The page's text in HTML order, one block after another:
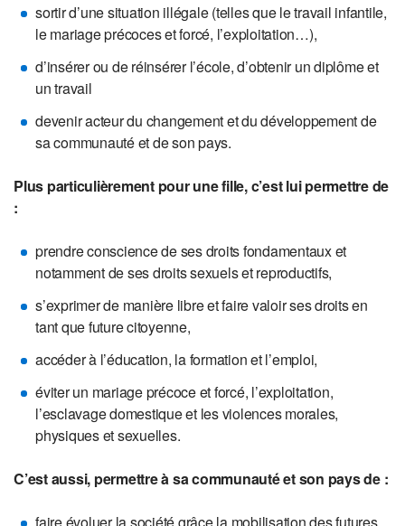
sortir d’une situation illégale (telles que le travail infantile,
le mariage précoces et forcé, l’exploitation…),
d’insérer ou de réinsérer l’école, d’obtenir un diplôme et
un travail
devenir acteur du changement et du développement de
sa communauté et de son pays.
Plus particulièrement pour une fille, c’est lui permettre de
:
prendre conscience de ses droits fondamentaux et
notamment de ses droits sexuels et reproductifs,
s’exprimer de manière libre et faire valoir ses droits en
tant que future citoyenne,
accéder à l’éducation, la formation et l’emploi,
éviter un mariage précoce et forcé, l’exploitation,
l’esclavage domestique et les violences morales,
physiques et sexuelles.
C’est aussi, permettre à sa communauté et son pays de :
faire évoluer la société grâce la mobilisation des futures